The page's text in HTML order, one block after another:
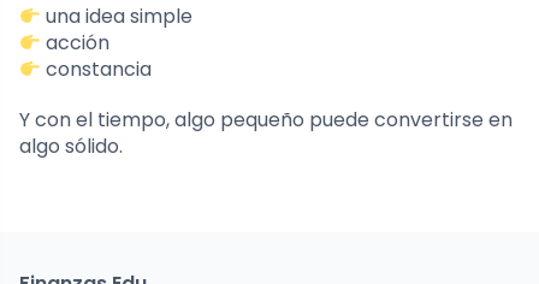
una idea simple
acción
constancia
Y con el tiempo, algo pequeño puede convertirse en
algo sólido.